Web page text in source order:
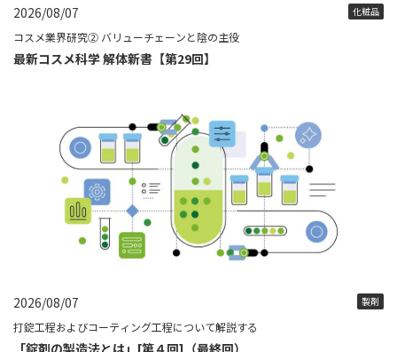
2026/08/07 化粧品
コスメ業界研究② バリューチェーンと陰の主役
最新コスメ科学 解体新書【第29回】
2026/08/07 製剤
打錠工程およびコーティング工程について解説する